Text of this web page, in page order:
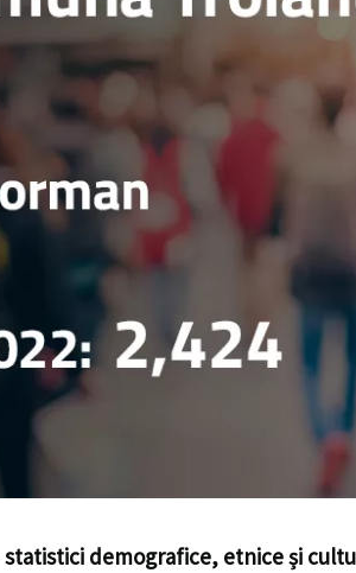
statistici demografice, etnice și